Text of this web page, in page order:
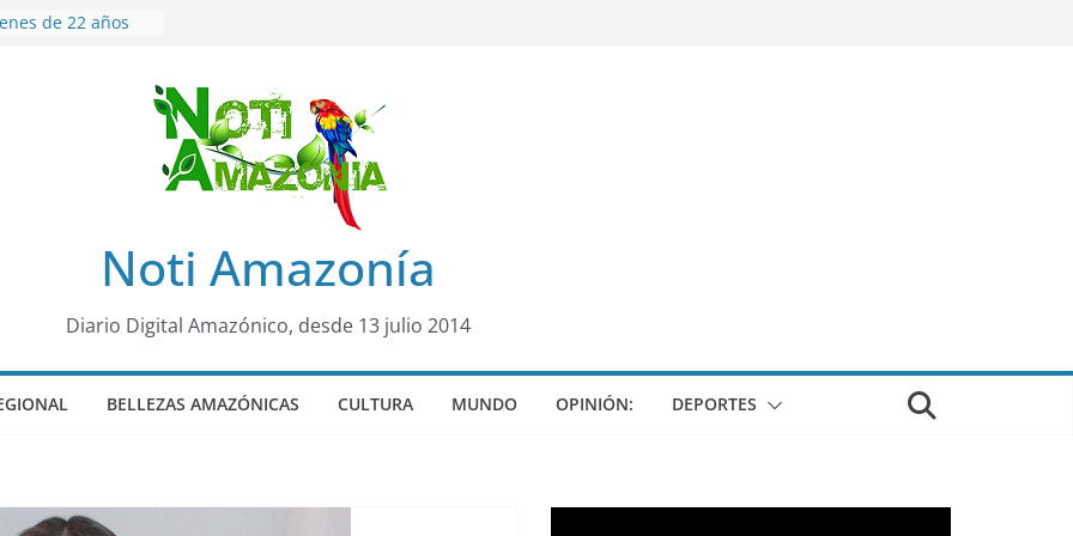
de 22 años
nueva reina por
de dormir mal en
Noti Amazonía
Diario Digital Amazónico, desde 13 julio 2014
BELLEZAS AMAZÓNICAS CULTURA MUNDO OPINIÓN: DEPORTES